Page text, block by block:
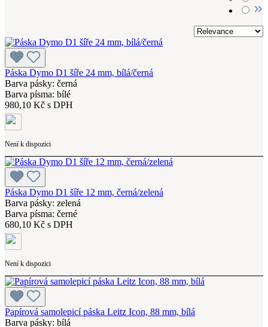
Páska Dymo D1 šíře 24 mm, bílá/černá
Barva pásky: černá
Barva písma: bílé
980,10 Kč s DPH
Není k dispozici
Páska Dymo D1 šíře 12 mm, černá/zelená
Barva pásky: zelená
Barva písma: černé
680,10 Kč s DPH
Není k dispozici
Papírová samolepicí páska Leitz Icon, 88 mm, bílá
Barva pásky: bílá